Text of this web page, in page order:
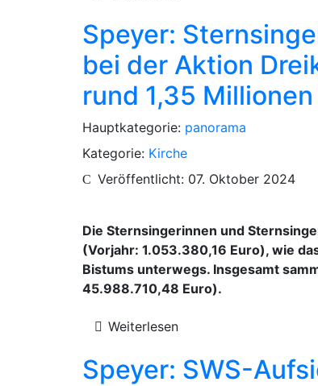
Speyer:
bei der Aktion
rund 1,35 Millionen
Hauptkategorie: panorama
Kategorie: Kirche
Veröffentlicht: 07. Oktober 2024
Die Sternsingerinnen und
(Vorjahr: 1.053.380,16 Euro), wie
Bistums unterwegs. Insgesamt
45.988.710,48 Euro).
Weiterlesen
Speyer: SWS-